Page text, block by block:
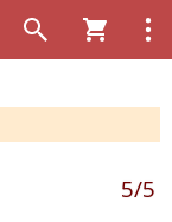
5/5